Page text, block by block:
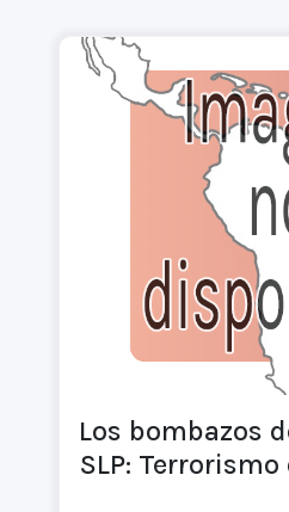
Los bombazos
SLP: Terrorismo